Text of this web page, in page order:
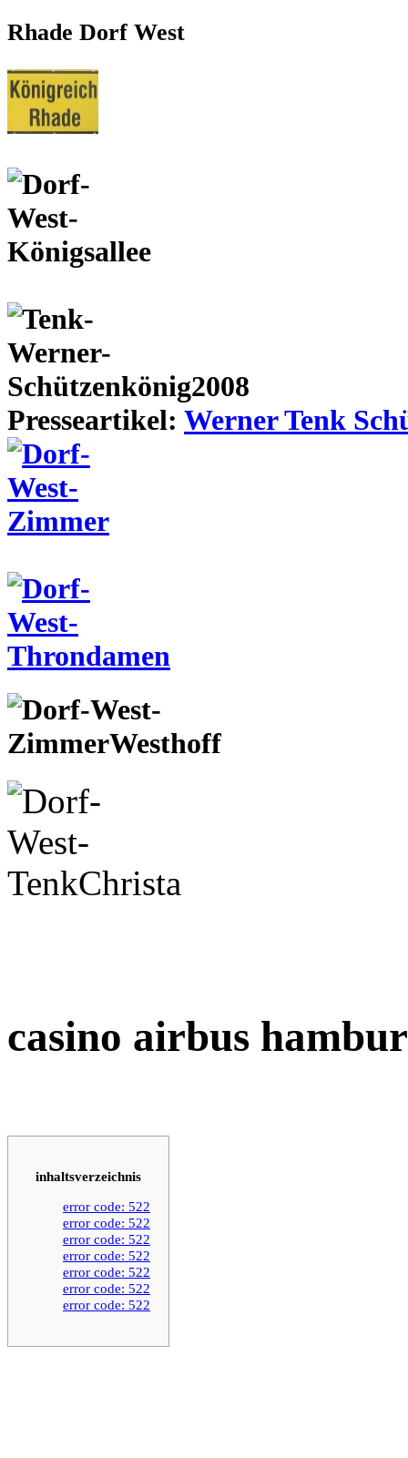
Rhade Dorf West
Presseartikel: Werner Tenk
casino airbus
inhaltsverzeichnis
error code: 522
error code: 522
error code: 522
error code: 522
error code: 522
error code: 522
error code: 522